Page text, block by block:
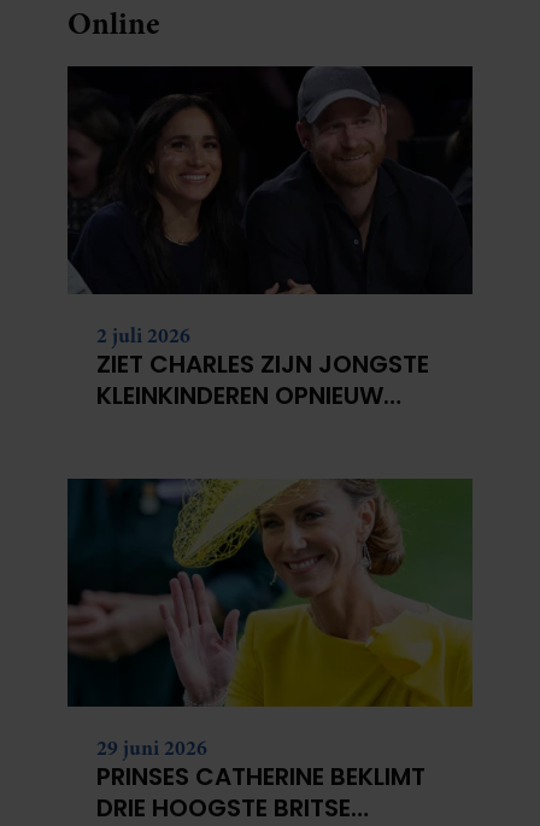
Online
2 juli 2026
ZIET CHARLES ZIJN JONGSTE
KLEINKINDEREN OPNIEUW
29 juni 2026
PRINSES CATHERINE BEKLIMT
DRIE HOOGSTE BRITSE